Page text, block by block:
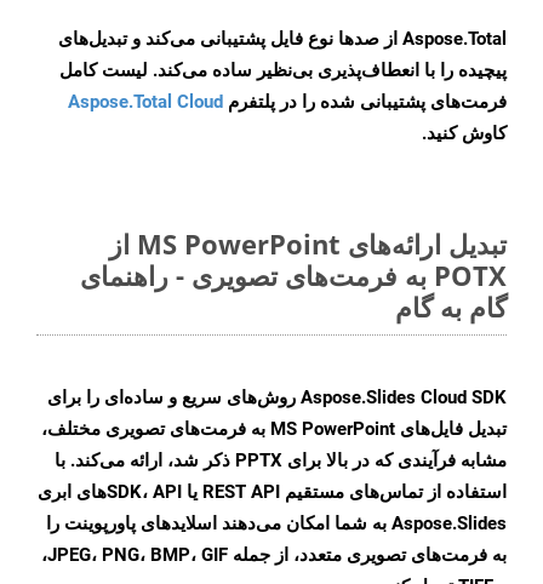
Aspose.Total از صدها نوع فایل پشتیبانی می‌کند و تبدیل‌های
پیچیده را با انعطاف‌پذیری بی‌نظیر ساده می‌کند. لیست کامل
فرمت‌های پشتیبانی شده را در پلتفرم Aspose.Total Cloud
کاوش کنید.
تبدیل ارائه‌های MS PowerPoint از
POTX به فرمت‌های تصویری - راهنمای
گام به گام
Aspose.Slides Cloud SDK روش‌های سریع و ساده‌ای را برای
تبدیل فایل‌های MS PowerPoint به فرمت‌های تصویری مختلف،
مشابه فرآیندی که در بالا برای PPTX ذکر شد، ارائه می‌کند. با
استفاده از تماس‌های مستقیم REST API یا SDK، APIهای ابری
Aspose.Slides به شما امکان می‌دهند اسلایدهای پاورپوینت را
به فرمت‌های تصویری متعدد، از جمله JPEG، PNG، BMP، GIF،